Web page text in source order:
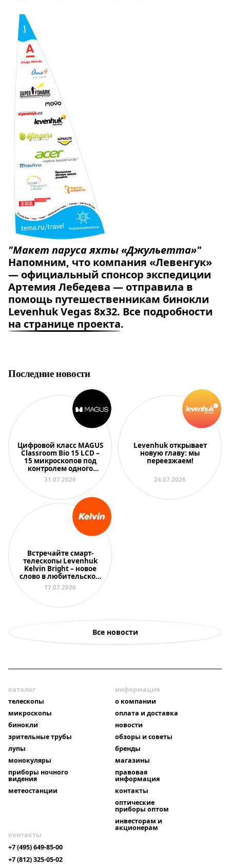
"Макет паруса яхты «Джульетта»"
Напомним, что компания «Левенгук»
— официальный спонсор экспедиции
Артемия Лебедева — отправила в
помощь путешественникам бинокли
Levenhuk Vegas 8x32. Все подробности
на странице проекта.
Последние новости
Цифровой класс MAGUS
Classroom Bio 15 LCD –
15 микроскопов под
контролем одного
преподавателя
31.07.2026
Levenhuk открывает
новую главу: мы
переезжаем!
24.07.2026
Встречайте смарт-
телескопы Levenhuk
Kelvin Bright – новое
слово в любительской
астрономии
17.07.2026
Все новости
каталог
телескопы
микроскопы
бинокли
зрительные трубы
лупы
монокуляры
приборы ночного
видения
метеостанции
информация
о компании
оплата и доставка
новости
обзоры и советы
бренды
магазины
правовая
информация
контакты
оптические
приборы оптом
инвесторам и
акционерам
контакты
+7 (495) 649-85-00
+7 (812) 325-05-02